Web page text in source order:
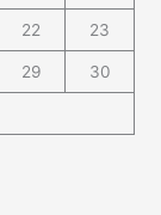
22 23
29 30